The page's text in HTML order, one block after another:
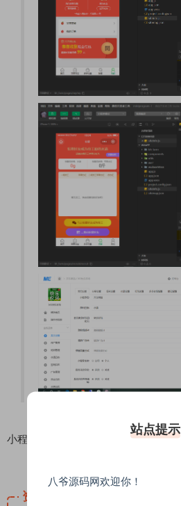
小程序
资源下载
站点提示
八爷源码网欢迎你！